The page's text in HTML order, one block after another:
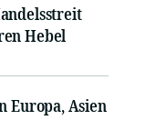
Hebel
Europa, Asien